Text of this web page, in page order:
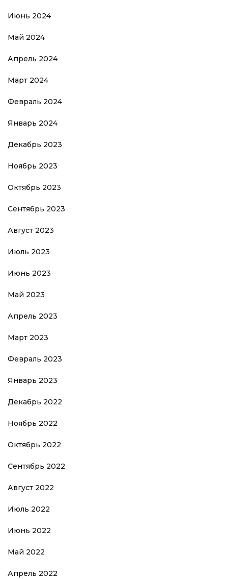
Июнь 2024
Май 2024
Апрель 2024
Март 2024
Февраль 2024
Январь 2024
Декабрь 2023
Ноябрь 2023
Октябрь 2023
Сентябрь 2023
Август 2023
Июль 2023
Июнь 2023
Май 2023
Апрель 2023
Март 2023
Февраль 2023
Январь 2023
Декабрь 2022
Ноябрь 2022
Октябрь 2022
Сентябрь 2022
Август 2022
Июль 2022
Июнь 2022
Май 2022
Апрель 2022